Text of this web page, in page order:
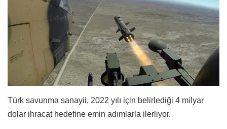
Türk savunma sanayii, 2022 yılı için belirlediği 4 milyar
dolar ihracat hedefine emin adımlarla ilerliyor.